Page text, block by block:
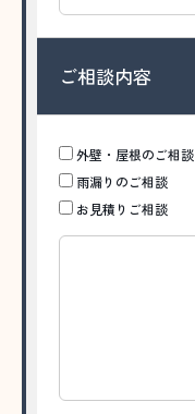
ご相談内容
外壁・屋根のご相談
雨漏りのご相談
お見積りご相談